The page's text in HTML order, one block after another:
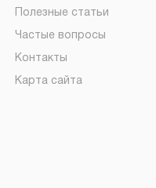
Полезные статьи
Частые вопросы
Контакты
Карта сайта